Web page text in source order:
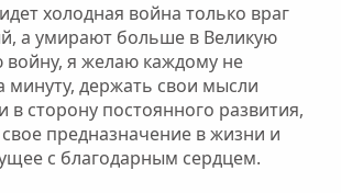
холодная война только враг
а умирают больше в Великую
войну, я желаю каждому не
минуту, держать свои мысли
сторону постоянного развития,
предназначение в жизни и
с благодарным сердцем.